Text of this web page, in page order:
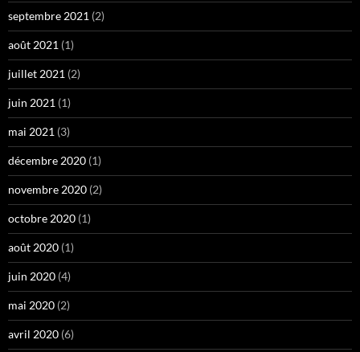
septembre 2021 (2)
août 2021 (1)
juillet 2021 (2)
juin 2021 (1)
mai 2021 (3)
décembre 2020 (1)
novembre 2020 (2)
octobre 2020 (1)
août 2020 (1)
juin 2020 (4)
mai 2020 (2)
avril 2020 (6)